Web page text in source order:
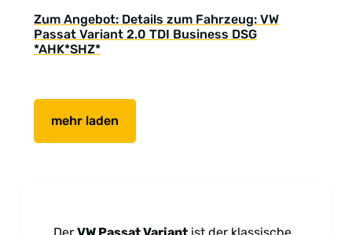
Zum Angebot: Details zum Fahrzeug: VW
Passat Variant 2.0 TDI Business DSG
*AHK*SHZ*
mehr laden
Der VW Passat Variant ist der klassische